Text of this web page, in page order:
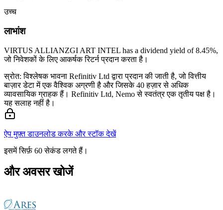
उच्च
लाभांश
VIRTUS ALLIANZGI ART INTEL has a dividend yield of 8.45%,
जो निवेशकों के लिए आकर्षक रिटर्न प्रदान करता है।
स्रोत: विश्लेषक भावना Refinitiv Ltd द्वारा प्रदान की जाती है, जो वित्तीय
बाज़ार डेटा में एक वैश्विक अग्रणी है और जिसके 40 हज़ार से अधिक
व्यावसायिक ग्राहक हैं। Refinitiv Ltd, Nemo से स्वतंत्र एक तृतीय पक्ष है।
यह सलाह नहीं है।
ऐप मुफ़्त डाउनलोड करके और स्टॉक देखें
इसमें सिर्फ़ 60 सेकंड लगते हैं।
और अवसर खोजें